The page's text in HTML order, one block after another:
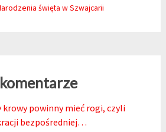
święta w Szwajcarii
krowy powinny mieć rogi, czyli
bezpośredniej…